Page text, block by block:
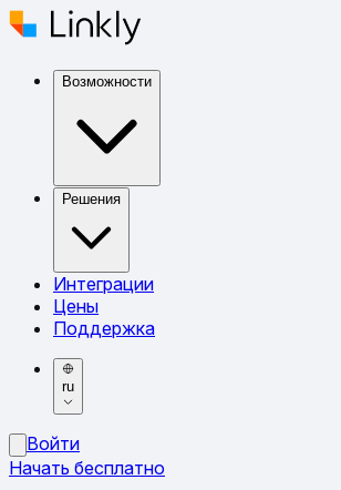
Возможности
Решения
Интеграции
Цены
Поддержка
ru
Войти
Начать бесплатно